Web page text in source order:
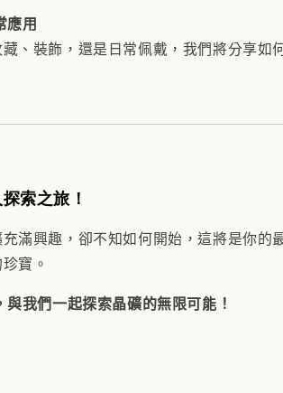
應用
、裝飾，還是日常佩戴，我們將分享如
索之旅！
滿興趣，卻不知如何開始，這將是你
寶。
與我們一起探索晶礦的無限可能！